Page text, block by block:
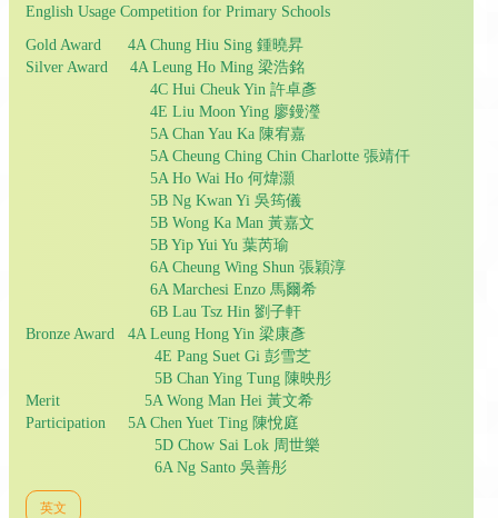
English Usage Competition for Primary Schools
Gold Award 4A Chung Hiu Sing 鍾曉昇
Silver Award 4A Leung Ho Ming 梁浩銘
4C Hui Cheuk Yin 許卓彥
4E Liu Moon Ying 廖鏝瀅
5A Chan Yau Ka 陳宥嘉
5A Cheung Ching Chin Charlotte 張靖仟
5A Ho Wai Ho 何煒灝
5B Ng Kwan Yi 吳筠儀
5B Wong Ka Man 黃嘉文
5B Yip Yui Yu 葉芮瑜
6A Cheung Wing Shun 張穎淳
6A Marchesi Enzo 馬爾希
6B Lau Tsz Hin 劉子軒
Bronze Award 4A Leung Hong Yin 梁康彥
4E Pang Suet Gi 彭雪芝
5B Chan Ying Tung 陳映彤
Merit 5A Wong Man Hei 黃文希
Participation 5A Chen Yuet Ting 陳悅庭
5D Chow Sai Lok 周世樂
6A Ng Santo 吳善彤
英文